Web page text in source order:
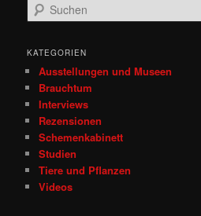
u
h
KATEGORIEN
Ausstellungen und Museen
Brauchtum
Interviews
Rezensionen
Schemenkabinett
Studien
Tiere und Pflanzen
Videos